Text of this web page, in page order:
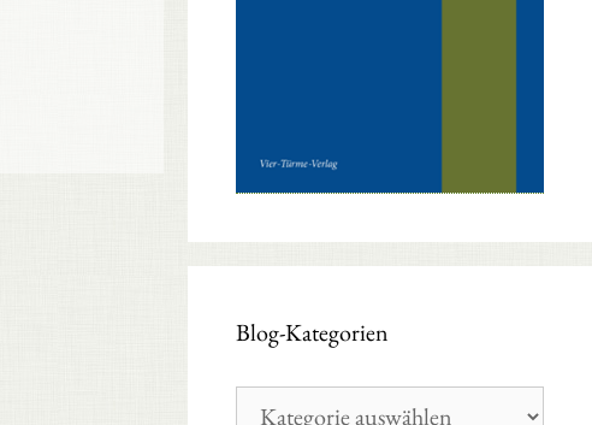
Blog-Kategorien